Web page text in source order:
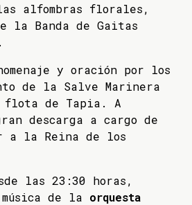
alfombras florales,
la Banda de Gaitas
y oración por los
de la Salve Marinera
de Tapia. A
descarga a cargo de
a la Reina de los
las 23:30 horas,
de la orquesta